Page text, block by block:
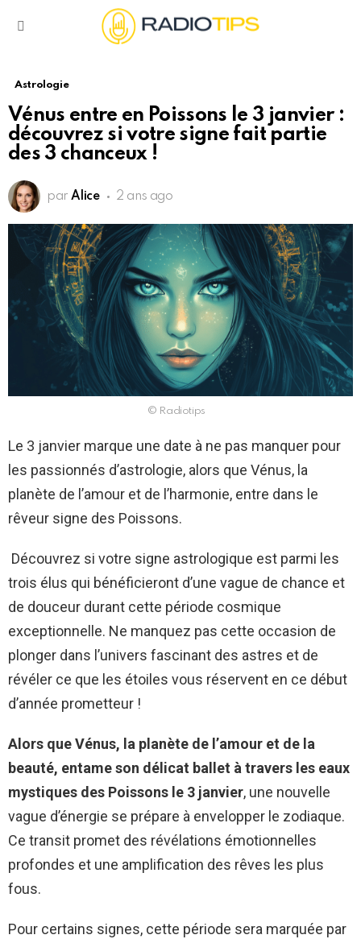
Astrologie
Vénus entre en Poissons le 3 janvier :
découvrez si votre signe fait partie
des 3 chanceux !
par Alice 2 ans ago
© Radiotips
Le 3 janvier marque une date à ne pas manquer pour
les passionnés d’astrologie, alors que Vénus, la
planète de l’amour et de l’harmonie, entre dans le
rêveur signe des Poissons.
Découvrez si votre signe astrologique est parmi les
trois élus qui bénéficieront d’une vague de chance et
de douceur durant cette période cosmique
exceptionnelle. Ne manquez pas cette occasion de
plonger dans l’univers fascinant des astres et de
révéler ce que les étoiles vous réservent en ce début
d’année prometteur !
Alors que Vénus, la planète de l’amour et de la
beauté, entame son délicat ballet à travers les eaux
mystiques des Poissons le 3 janvier, une nouvelle
vague d’énergie se prépare à envelopper le zodiaque.
Ce transit promet des révélations émotionnelles
profondes et une amplification des rêves les plus
fous.
Pour certains signes, cette période sera marquée par